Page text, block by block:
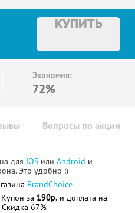
КУПИТЬ
Экономия:
72%
Вопросы по акции
для IOS или Android и
Это удобно :)
BrandChoice
за 190р. и доплата на
Скидка 67%